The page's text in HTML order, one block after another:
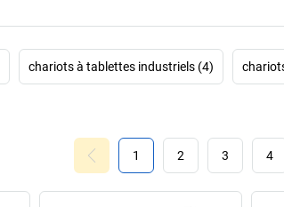
chariots à tablettes industriels (4)
1 2 3 4